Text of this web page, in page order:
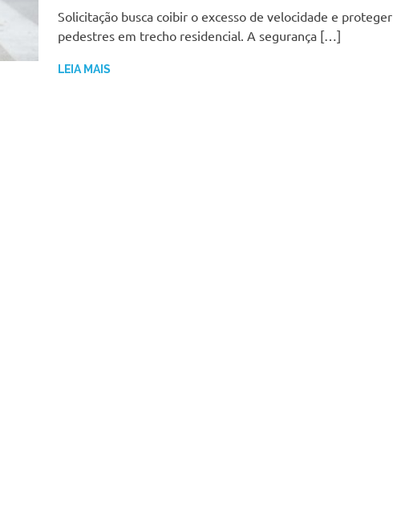
Solicitação busca coibir o excesso de velocidade e proteger
pedestres em trecho residencial. A segurança […]
LEIA MAIS